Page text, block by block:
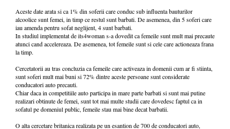
Aceste date arata si ca 1% din soferii care conduc sub influenta bauturilor
alcoolice sunt femei, in timp ce restul sunt barbati. De asemenea, din 5 soferi care
iau amenda pentru sofat neglijent, 4 sunt barbati.
In studiul implementat de its4woman s-a dovedit ca femeile sunt mult mai precaute
atunci cand accelereaza. De asemenea, tot femeile sunt si cele care actioneaza frana
la timp.
Cercetatorii au tras concluzia ca femeile care activeaza in domenii cum ar fi stiinta,
sunt soferi mult mai buni si 72% dintre aceste persoane sunt considerate
conducatori auto precauti.
Chiar daca in competitiile auto participa in mare parte barbati si sunt mai putine
realizari obtinute de femei, sunt tot mai multe studii care dovedesc faptul ca in
sofatul pe domeniul public, femeile stau mai bine decat barbatii.
O alta cercetare britanica realizata pe un esantion de 700 de conducatori auto,